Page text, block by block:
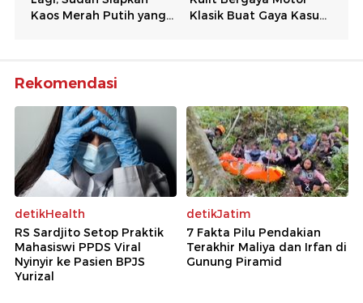
Rekomendasi
detikHealth
RS Sardjito Setop Praktik
Mahasiswi PPDS Viral
Nyinyir ke Pasien BPJS
Yurizal
detikJatim
7 Fakta Pilu Pendakian
Terakhir Maliya dan Irfan di
Gunung Piramid